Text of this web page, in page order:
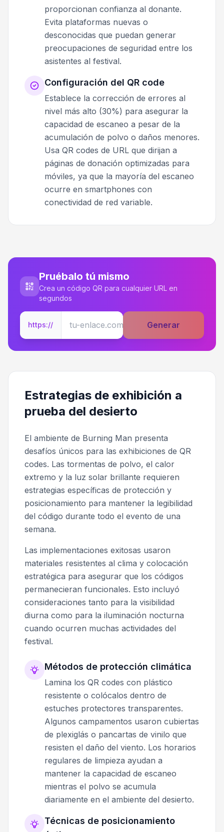
proporcionan confianza al donante.
Evita plataformas nuevas o
desconocidas que puedan generar
preocupaciones de seguridad entre los
asistentes al festival.
Configuración del QR code
Establece la corrección de errores al
nivel más alto (30%) para asegurar la
capacidad de escaneo a pesar de la
acumulación de polvo o daños menores.
Usa QR codes de URL que dirijan a
páginas de donación optimizadas para
móviles, ya que la mayoría del escaneo
ocurre en smartphones con
conectividad de red variable.
Pruébalo tú mismo
Crea un código QR para cualquier URL en
segundos
https:// Generar
Estrategias de exhibición a
prueba del desierto
El ambiente de Burning Man presenta
desafíos únicos para las exhibiciones de QR
codes. Las tormentas de polvo, el calor
extremo y la luz solar brillante requieren
estrategias específicas de protección y
posicionamiento para mantener la legibilidad
del código durante todo el evento de una
semana.
Las implementaciones exitosas usaron
materiales resistentes al clima y colocación
estratégica para asegurar que los códigos
permanecieran funcionales. Esto incluyó
consideraciones tanto para la visibilidad
diurna como para la iluminación nocturna
cuando ocurren muchas actividades del
festival.
Métodos de protección climática
Lamina los QR codes con plástico
resistente o colócalos dentro de
estuches protectores transparentes.
Algunos campamentos usaron cubiertas
de plexiglás o pancartas de vinilo que
resisten el daño del viento. Los horarios
regulares de limpieza ayudan a
mantener la capacidad de escaneo
mientras el polvo se acumula
diariamente en el ambiente del desierto.
Técnicas de posicionamiento